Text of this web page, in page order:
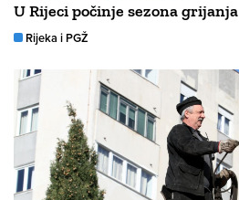
U Rijeci počinje sezona grijanja
Rijeka i PGŽ